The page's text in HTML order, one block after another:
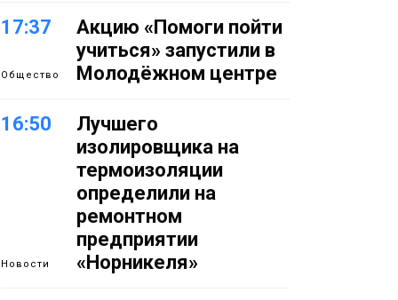
17:37
Общество
Акцию «Помоги пойти
учиться» запустили в
Молодёжном центре
16:50
Новости
Лучшего
изолировщика на
термоизоляции
определили на
ремонтном
предприятии
«Норникеля»